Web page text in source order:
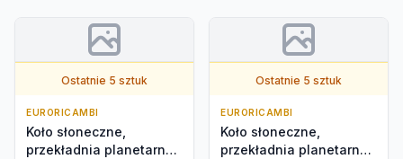
Ostatnie 5 sztuk
EURORICAMBI
Koło słoneczne,
przekładnia planetarna
Ostatnie 5 sztuk
EURORICAMBI
Koło słoneczne,
przekładnia planetarna